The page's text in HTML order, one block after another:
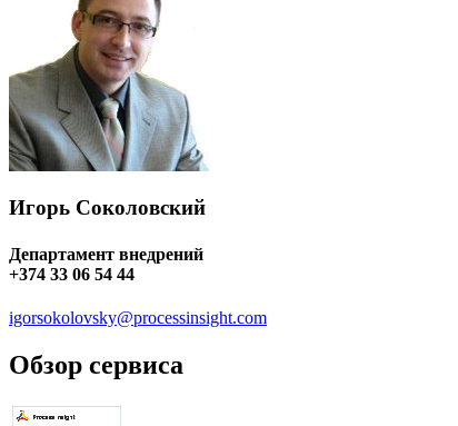
Игорь Соколовский
Департамент внедрений
+374 33 06 54 44
igorsokolovsky@processinsight.com
Обзор сервиса